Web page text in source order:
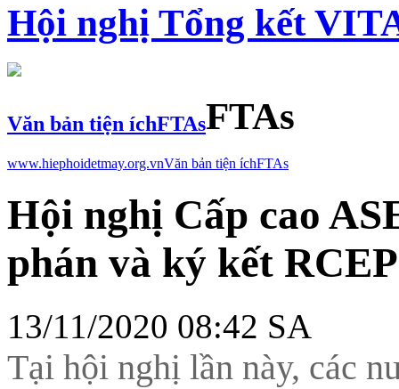
Hội nghị Tổng kết
Văn bản tiện íchFTAsFTAs
www.hiephoidetmay.org.vnVăn bản tiện íchFTAs
Hội nghị Cấp cao
phán và ký kết RCEP
13/11/2020 08:42 SA
Tại hội nghị lần này, các